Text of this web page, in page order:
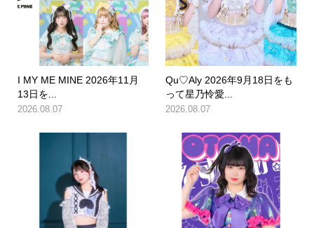
I MY ME MINE 2026年11月
13日を...
2026.08.07
Qu♡Aly 2026年9月18日をも
って星乃怜愛...
2026.08.07